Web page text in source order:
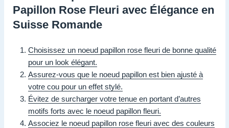
Papillon Rose Fleuri avec Élégance en
Suisse Romande
Choisissez un noeud papillon rose fleuri de bonne qualité
pour un look élégant.
Assurez-vous que le noeud papillon est bien ajusté à
votre cou pour un effet stylé.
Évitez de surcharger votre tenue en portant d’autres
motifs forts avec le noeud papillon fleuri.
Associez le noeud papillon rose fleuri avec des couleurs